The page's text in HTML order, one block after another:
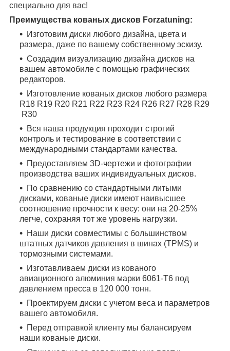
специально для вас!
Преимущества кованых дисков Forzatuning:
Изготовим диски любого дизайна, цвета и
размера, даже по вашему собственному эскизу.
Создадим визуализацию дизайна дисков на
вашем автомобиле с помощью графических
редакторов.
Изготовление кованых дисков любого размера
R18 R19 R20 R21 R22 R23 R24 R26 R27 R28 R29
R30
Вся наша продукция проходит строгий
контроль и тестирование в соответствии с
международными стандартами качества.
Предоставляем 3D-чертежи и фотографии
производства ваших индивидуальных дисков.
По сравнению со стандартными литыми
дисками, кованые диски имеют наивысшее
соотношение прочности к весу: они на 20-25%
легче, сохраняя тот же уровень нагрузки.
Наши диски совместимы с большинством
штатных датчиков давления в шинах (TPMS) и
тормозными системами.
Изготавливаем диски из кованого
авиационного алюминия марки 6061-T6 под
давлением пресса в 120 000 тонн.
Проектируем диски с учетом веса и параметров
вашего автомобиля.
Перед отправкой клиенту мы балансируем
наши кованые диски.